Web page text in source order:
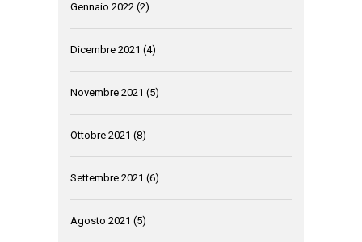
Gennaio 2022 (2)
Dicembre 2021 (4)
Novembre 2021 (5)
Ottobre 2021 (8)
Settembre 2021 (6)
Agosto 2021 (5)